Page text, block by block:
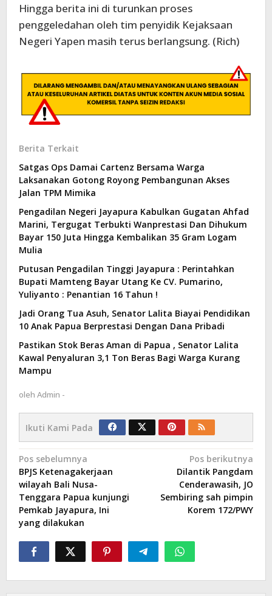
Hingga berita ini di turunkan proses
penggeledahan oleh tim penyidik Kejaksaan
Negeri Yapen masih terus berlangsung. (Rich)
Berita Terkait
Satgas Ops Damai Cartenz Bersama Warga
Laksanakan Gotong Royong Pembangunan Akses
Jalan TPM Mimika
Pengadilan Negeri Jayapura Kabulkan Gugatan Ahfad
Marini, Tergugat Terbukti Wanprestasi Dan Dihukum
Bayar 150 Juta Hingga Kembalikan 35 Gram Logam
Mulia
Putusan Pengadilan Tinggi Jayapura : Perintahkan
Bupati Mamteng Bayar Utang Ke CV. Pumarino,
Yuliyanto : Penantian 16 Tahun !
Jadi Orang Tua Asuh, Senator Lalita Biayai Pendidikan
10 Anak Papua Berprestasi Dengan Dana Pribadi
Pastikan Stok Beras Aman di Papua , Senator Lalita
Kawal Penyaluran 3,1 Ton Beras Bagi Warga Kurang
Mampu
oleh Admin -
Ikuti Kami Pada
Navigasi
pos
Pos sebelumnya
BPJS Ketenagakerjaan
wilayah Bali Nusa-
Tenggara Papua kunjungi
Pemkab Jayapura, Ini
yang dilakukan
Pos berikutnya
Dilantik Pangdam
Cenderawasih, JO
Sembiring sah pimpin
Korem 172/PWY